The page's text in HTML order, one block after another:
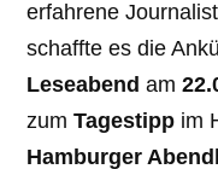
erfahrene
schaffte es die
Leseabendam
zumTagestipp im
Hamburger